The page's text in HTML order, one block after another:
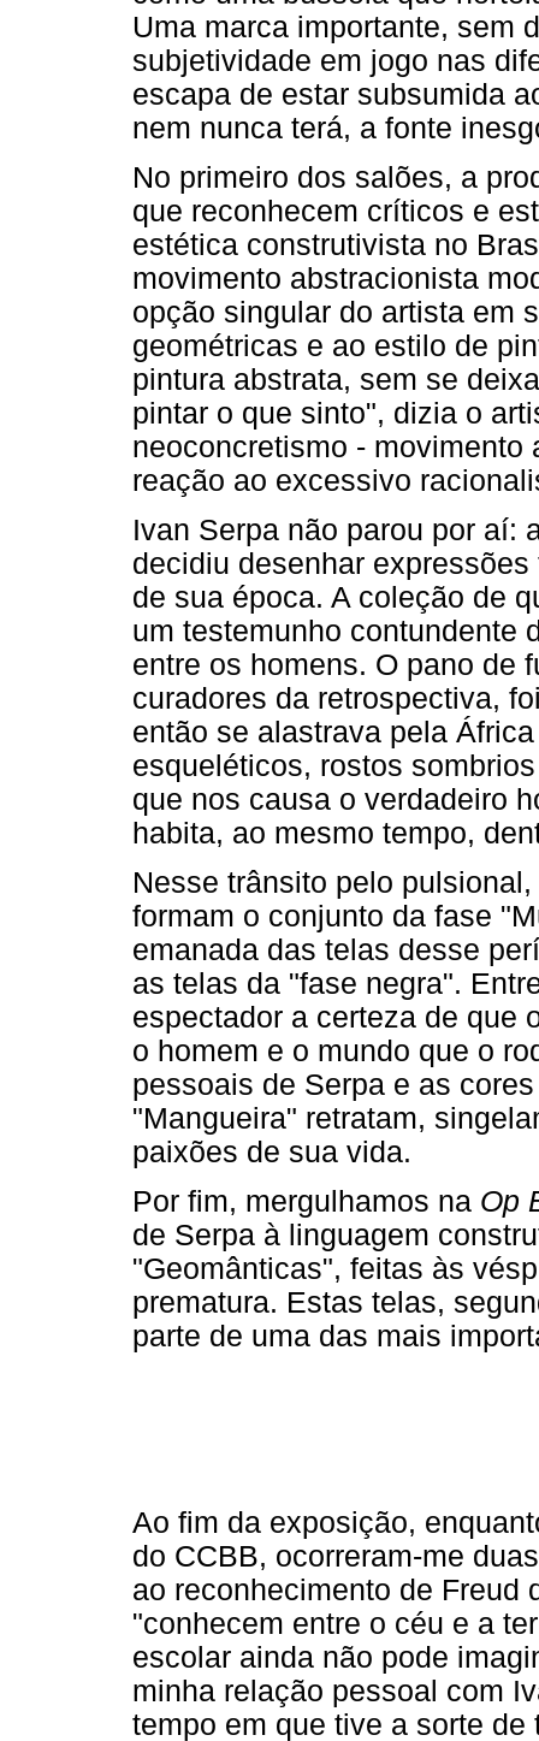
Uma marca importante, sem
subjetividade em jogo nas
escapa de estar subsumida
nem nunca terá, a fonte
No primeiro dos salões, a
que reconhecem críticos e
estética construtivista no
movimento abstracionista
opção singular do artista em
geométricas e ao estilo de
pintura abstrata, sem se
pintar o que sinto", dizia o
neoconcretismo -
reação ao excessivo
Ivan Serpa não parou por aí:
decidiu desenhar
de sua época. A coleção de
um testemunho contundente
entre os homens. O pano de
curadores da retrospectiva,
então se alastrava pela
esqueléticos, rostos
que nos causa o verdadeiro
habita, ao mesmo tempo,
Nesse trânsito pelo
formam o conjunto da fase
emanada das telas desse
as telas da "fase negra".
espectador a certeza de que
o homem e o mundo que o
pessoais de Serpa e as
"Mangueira" retratam,
paixões de sua vida.
Por fim, mergulhamos na Op
de Serpa à linguagem
"Geomânticas", feitas às
prematura. Estas telas,
parte de uma das mais
Ao fim da exposição,
do CCBB, ocorreram-me
ao reconhecimento de Freud
"conhecem entre o céu e a
escolar ainda não pode
minha relação pessoal com
tempo em que tive a sorte